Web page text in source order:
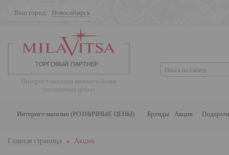
Ваш город: Новосибирск
Интернет-магазин нижнего белья
(розничные цены)
Интернет-магазин (РОЗНИЧНЫЕ ЦЕНЫ) Бренды Акции
Главная страница Акции